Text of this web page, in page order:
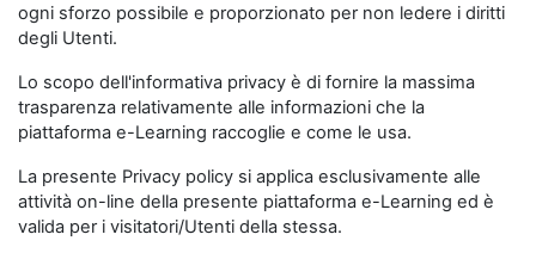
ogni sforzo possibile e proporzionato per non ledere i diritti
degli Utenti.
Lo scopo dell'informativa privacy è di fornire la massima
trasparenza relativamente alle informazioni che la
piattaforma e-Learning raccoglie e come le usa.
La presente Privacy policy si applica esclusivamente alle
attività on-line della presente piattaforma e-Learning ed è
valida per i visitatori/Utenti della stessa.